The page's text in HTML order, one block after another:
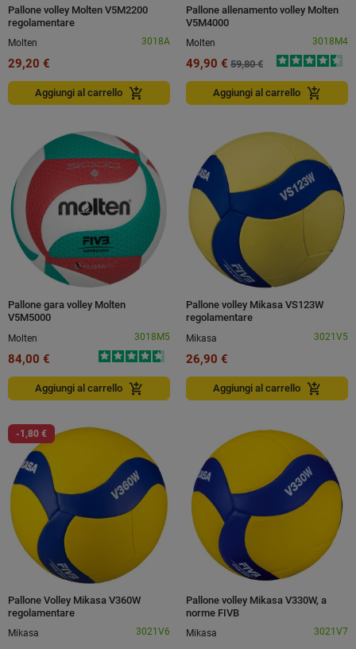
Pallone volley Molten V5M2200
regolamentare
Molten
3018A
29,20 €
Aggiungi al carrello add_shopping_cart
Pallone allenamento volley Molten
V5M4000
Molten
3018M4
49,90 € 59,80 €
Aggiungi al carrello add_shopping_cart
Pallone gara volley Molten
V5M5000
Molten
3018M5
84,00 €
Aggiungi al carrello add_shopping_cart
Pallone volley Mikasa VS123W
regolamentare
Mikasa
3021V5
26,90 €
Aggiungi al carrello add_shopping_cart
-1,80 €
Pallone Volley Mikasa V360W
regolamentare
Mikasa
3021V6
Pallone volley Mikasa V330W, a
norme FIVB
Mikasa
3021V7